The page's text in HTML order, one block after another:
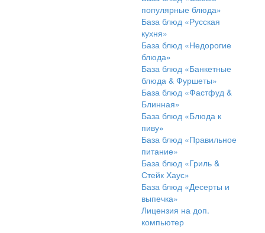
популярные блюда»
База блюд «Русская
кухня»
База блюд «Недорогие
блюда»
База блюд «Банкетные
блюда & Фуршеты»
База блюд «Фастфуд &
Блинная»
База блюд «Блюда к
пиву»
База блюд «Правильное
питание»
База блюд «Гриль &
Стейк Хаус»
База блюд «Десерты и
выпечка»
Лицензия на доп.
компьютер